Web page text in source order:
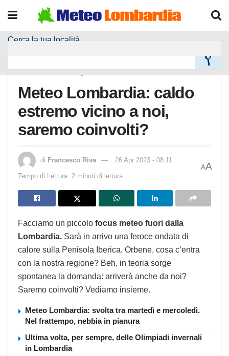
Cerca la tua località
Meteo Lombardia: caldo
estremo vicino a noi,
saremo coinvolti?
di Francesco Riva 26 Apr 2023 - 08:11
Tempo di Lettura: 2 minuti di lettura
AA
Facciamo un piccolo focus meteo fuori dalla
Lombardia. Sarà in arrivo una feroce ondata di
calore sulla Penisola Iberica. Orbene, cosa c’entra
con la nostra regione? Beh, in teoria sorge
spontanea la domanda: arriverà anche da noi?
Saremo coinvolti? Vediamo insieme.
Meteo Lombardia: svolta tra martedì e mercoledì.
Nel frattempo, nebbia in pianura
Ultima volta, per sempre, delle Olimpiadi invernali
in Lombardia